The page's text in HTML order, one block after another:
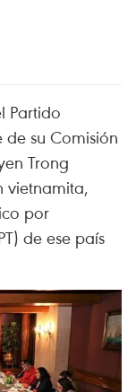
Partido
de su Comisión
Trong
vietnamita,
por
de ese país